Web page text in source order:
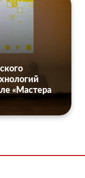
«Мастера